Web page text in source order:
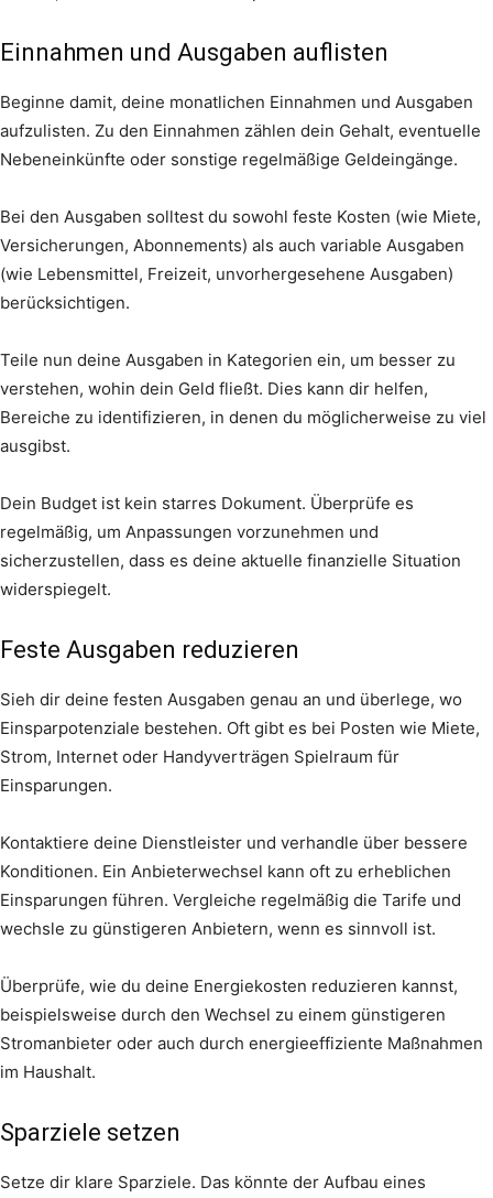
Einnahmen und Ausgaben auflisten
Beginne damit, deine monatlichen Einnahmen und Ausgaben
aufzulisten. Zu den Einnahmen zählen dein Gehalt, eventuelle
Nebeneinkünfte oder sonstige regelmäßige Geldeingänge.
Bei den Ausgaben solltest du sowohl feste Kosten (wie Miete,
Versicherungen, Abonnements) als auch variable Ausgaben
(wie Lebensmittel, Freizeit, unvorhergesehene Ausgaben)
berücksichtigen.
Teile nun deine Ausgaben in Kategorien ein, um besser zu
verstehen, wohin dein Geld fließt. Dies kann dir helfen,
Bereiche zu identifizieren, in denen du möglicherweise zu viel
ausgibst.
Dein Budget ist kein starres Dokument. Überprüfe es
regelmäßig, um Anpassungen vorzunehmen und
sicherzustellen, dass es deine aktuelle finanzielle Situation
widerspiegelt.
Feste Ausgaben reduzieren
Sieh dir deine festen Ausgaben genau an und überlege, wo
Einsparpotenziale bestehen. Oft gibt es bei Posten wie Miete,
Strom, Internet oder Handyverträgen Spielraum für
Einsparungen.
Kontaktiere deine Dienstleister und verhandle über bessere
Konditionen. Ein Anbieterwechsel kann oft zu erheblichen
Einsparungen führen. Vergleiche regelmäßig die Tarife und
wechsle zu günstigeren Anbietern, wenn es sinnvoll ist.
Überprüfe, wie du deine Energiekosten reduzieren kannst,
beispielsweise durch den Wechsel zu einem günstigeren
Stromanbieter oder auch durch energieeffiziente Maßnahmen
im Haushalt.
Sparziele setzen
Setze dir klare Sparziele. Das könnte der Aufbau eines